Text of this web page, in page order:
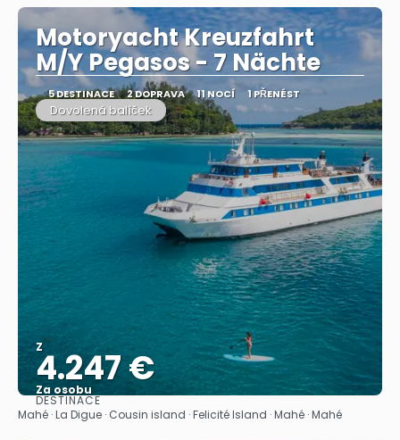
Motoryacht Kreuzfahrt
M/Y Pegasos - 7 Nächte
5 DESTINACE 2 DOPRAVA 11 NOCÍ 1 PŘENÉST
Dovolená balíček
Z
4.247 €
Za osobu
Zobrazit
DESTINACE
Mahé · La Digue · Cousin island · Felicité Island · Mahé · Mahé